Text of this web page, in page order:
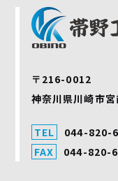
〒216-0012
神奈川県川崎市
TEL
044-820-
FAX
044-820-